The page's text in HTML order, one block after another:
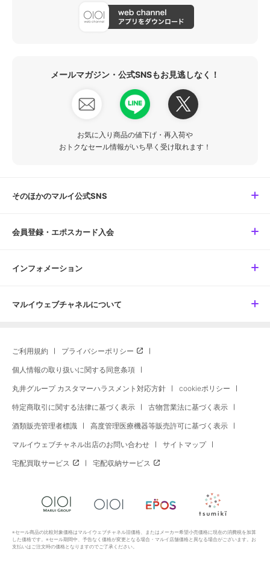
メールマガジン・公式SNSもお見逃しなく！
お気に入り商品の値下げ・再入荷や
おトクなセール情報がいち早く受け取れます！
そのほかのマルイ公式SNS
会員登録・エポスカード入会
インフォメーション
マルイウェブチャネルについて
ご利用規約 プライバシーポリシー
個人情報の取り扱いに関する同意条項
丸井グループ カスタマーハラスメント対応方針 cookieポリシー
特定商取引に関する法律に基づく表示 古物営業法に基づく表示
酒類販売管理者標識 高度管理医療機器等販売許可に基づく表示
マルイウェブチャネル出店のお問い合わせ サイトマップ
宅配買取サービス 宅配収納サービス
※セール商品の比較対象価格はマルイウェブチャネル旧価格、またはメーカー希望小売価格に現在の消費税を加算
した価格です。※セール期間中、予告なく価格が変更となる場合・マルイ店舗価格と異なる場合がございます。お
支払いはご注文時の価格となりますのでご了承ください。